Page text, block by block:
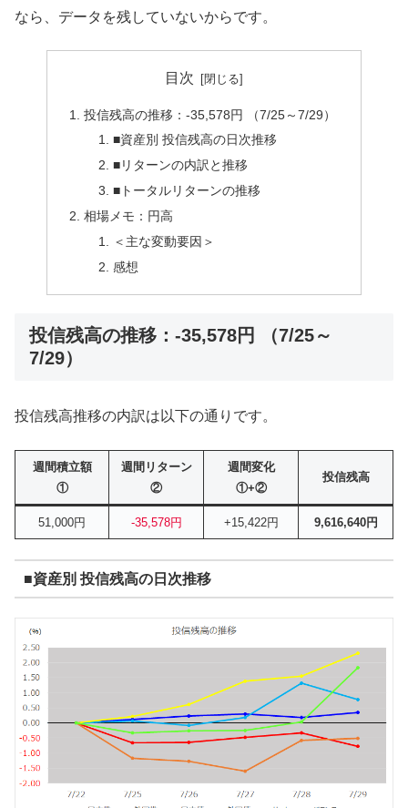
なら、データを残していないからです。
目次
投信残高の推移：-35,578円 （7/25～7/29）
■資産別 投信残高の日次推移
■リターンの内訳と推移
■トータルリターンの推移
相場メモ：円高
＜主な変動要因＞
感想
投信残高の推移：-35,578円 （7/25～
7/29）
投信残高推移の内訳は以下の通りです。
週間積立額
①
週間リターン
②
週間変化
①+②
投信残高
51,000円 -35,578円 +15,422円 9,616,640円
■資産別 投信残高の日次推移